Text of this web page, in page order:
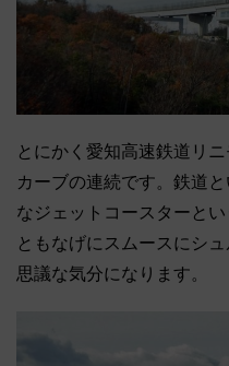
とにかく愛知高速鉄道リ
カーブの連続です。鉄道
なジェットコースターと
ともなげにスムースにシ
思議な気分になります。